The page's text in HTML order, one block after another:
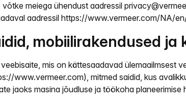
meiega ühendust aadressil
aadressil https://www.vermeer.com/NA/
mobiilirakendused ja
mis on kättesaadavad
www.vermeer.com), mitmed saidid, kus
jaoks masina jõudluse ja töökoha planeerimise